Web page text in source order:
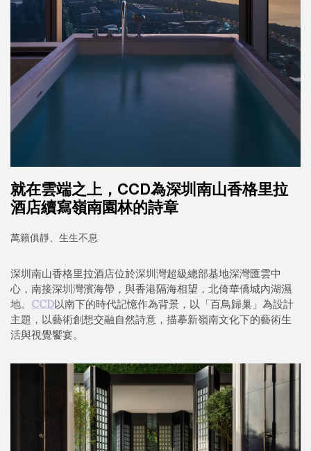
就在雲端之上，CCD為深圳南山香格里拉
酒店續寫嶺南園林的詩章
萬籟俱靜、生生不息
深圳南山香格里拉酒店位於深圳灣超級總部基地深灣匯雲中
心，南接深圳灣濱海帶，與香港隔海相望，北倚華僑城內湖濕
地。 CCD以南下的時代記憶作為背景，以「百鳥歸巢」為設計
主題，以藝術創想交融自然詩意，描摹新嶺南文化下的藝術生
活與視覺饗宴。